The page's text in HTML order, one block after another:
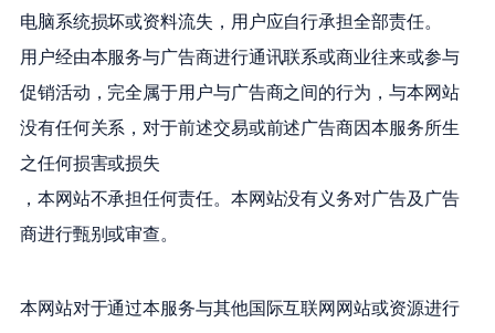
电脑系统损坏或资料流失，用户应自行承担全部责任。
用户经由本服务与广告商进行通讯联系或商业往来或参与
促销活动，完全属于用户与广告商之间的行为，与本网站
没有任何关系，对于前述交易或前述广告商因本服务所生
之任何损害或损失
，本网站不承担任何责任。本网站没有义务对广告及广告
商进行甄别或审查。
本网站对于通过本服务与其他国际互联网网站或资源进行